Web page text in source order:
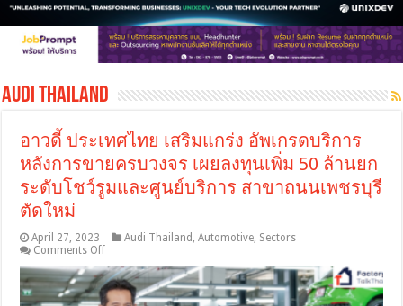
Audi Thailand
อาวดี้ ประเทศไทย เสริมแกร่ง อัพเกรดบริการ
หลังการขายครบวงจร เผยลงทุนเพิ่ม 50 ล้านยก
ระดับโชว์รูมและศูนย์บริการ สาขาถนนเพชรบุรี
ตัดใหม่
April 27, 2023 Audi Thailand ,Automotive Sectors
Comments Offon
อาว
ดี้
ประเทศไทย